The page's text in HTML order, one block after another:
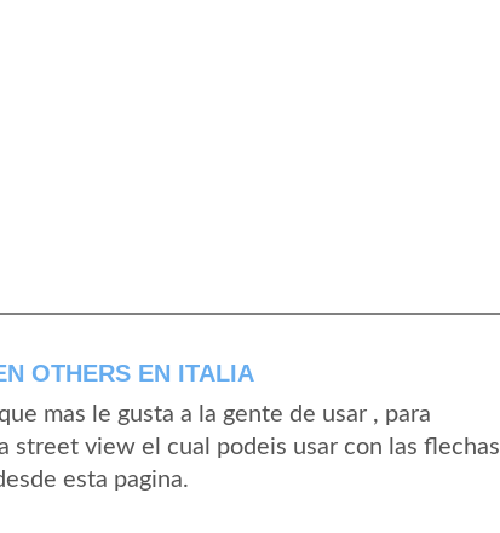
OTHERS EN ITALIA
mas le gusta a la gente de usar , para
street view el cual podeis usar con las flechas
esta pagina.